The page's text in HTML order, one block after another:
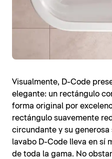
Visualmente, D-Code
elegante: un rectángulo
forma original por
rectángulo suavemente
circundante y su
lavabo D-Code lleva en sí
de toda la gama. No